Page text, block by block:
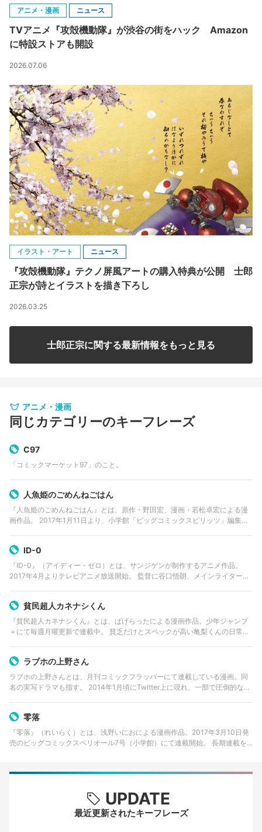
アニメ・漫画 ニュース
TVアニメ『攻殻機動隊』が渋谷の街をハック Amazon
に特設ストアも開設
2026.07.06
イラスト・アート ニュース
『攻殻機動隊』テクノ屏風アートの購入特典が公開 士郎
正宗が詩とイラストを描き下ろし
2026.03.25
士郎正宗に関する最新情報をもっと見る
アニメ・漫画
同じカテゴリーのキーフレーズ
C97
「コミックマーケット97」のこと。
人魚姫のごめんねごはん
『人魚姫のごめんねごはん』とは、原作・野田宏、漫画・若松卓宏による漫
画作品。 2017年1月11日より、小学館「ビッグコミックスピリッツ」編集部
ID-0
『ID-0』（アイディー・ゼロ）とは、サンジゲンが制作するアニメ作品。
2017年4月よりテレビアニメ放送開始。 監督に谷口悟朗、メインライターは
貧民超人カネナシくん
『貧民超人カネナシくん』とは、ぱげらったによる漫画作品。少年ジャンプ
＋にて毎週月曜更新で連載中。 貧乏だけとスペックが高い亀梨くんの日常を
ラブホの上野さん
ラブホの上野さんとは、月刊コミックフラッパーにて連載している漫画。同
名の実写ドラマも指す。 2014年1月頃にTwitter上に現れ、一部で圧倒的な人
零落
『零落』（れいらく）とは、浅野いにおによる漫画作品。2017年3月10日発
売のビッグコミックスペリオール7号（小学館）にて連載開始。 長期連載を
UPDATE
最近更新されたキーフレーズ